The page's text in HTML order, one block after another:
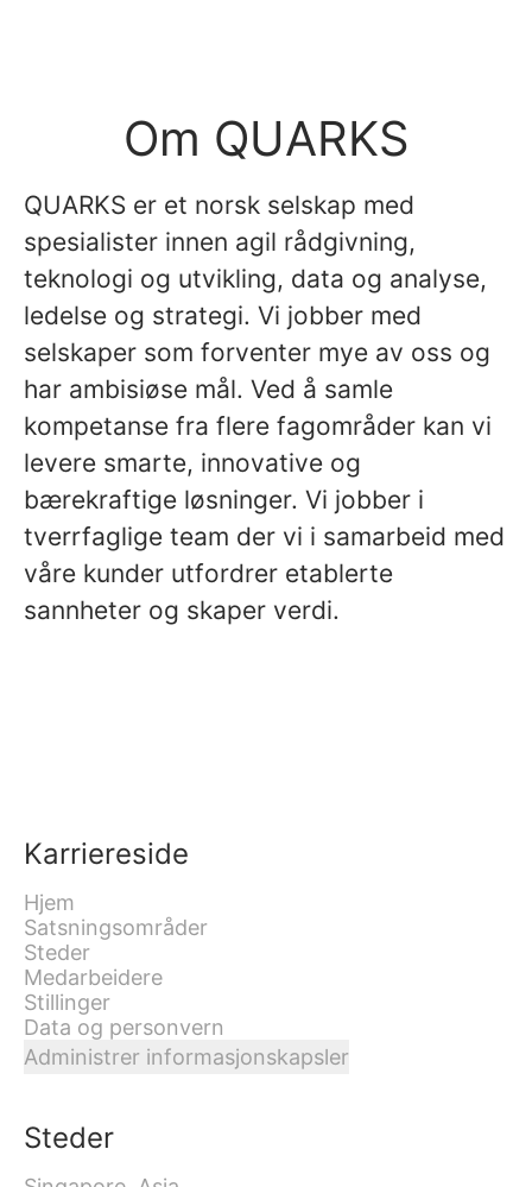
Om QUARKS
QUARKS er et norsk selskap med
spesialister innen agil rådgivning,
teknologi og utvikling, data og analyse,
ledelse og strategi. Vi jobber med
selskaper som forventer mye av oss og
har ambisiøse mål. Ved å samle
kompetanse fra flere fagområder kan vi
levere smarte, innovative og
bærekraftige løsninger. Vi jobber i
tverrfaglige team der vi i samarbeid med
våre kunder utfordrer etablerte
sannheter og skaper verdi.
Karriereside
Hjem
Satsningsområder
Steder
Medarbeidere
Stillinger
Data og personvern
Administrer informasjonskapsler
Steder